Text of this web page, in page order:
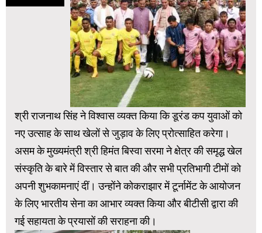
श्री राजनाथ सिंह ने विश्वास व्यक्त किया कि डूरंड कप युवाओं को
नए उत्साह के साथ खेलों से जुड़ाव के लिए प्रोत्साहित करेगा।
असम के मुख्यमंत्री श्री हिमंत बिस्वा सरमा ने क्षेत्र की समृद्ध खेल
संस्कृति के बारे में विस्तार से बात की और सभी प्रतिभागी टीमों को
अपनी शुभकामनाएं दीं। उन्होंने कोकराझार में टूर्नामेंट के आयोजन
के लिए भारतीय सेना का आभार व्यक्त किया और बीटीसी द्वारा की
गई सहायता के प्रयासों की सराहना की।